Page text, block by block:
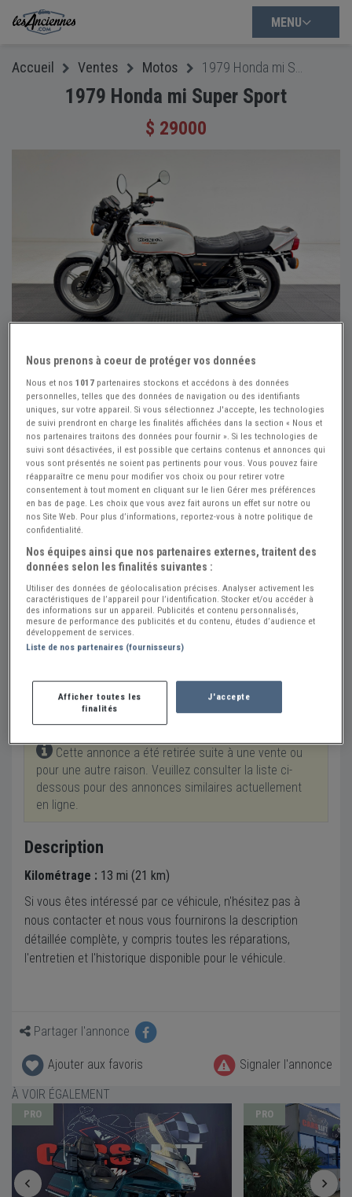
MENU
Accueil Ventes Motos
1979 Honda mi Super Sport
$ 29000
+31
Réf : A872022 Actualisée le : 14/07/2026
1979 Honda mi Super Sport
Créer une alerte Honda CH
$ 29000
Made in US PRO
États-Unis
Visitez le concessionnaire
Cette annonce a été retirée suite à une vente ou
pour une autre raison. Veuillez consulter la liste ci-
dessous pour des annonces similaires actuellement
en ligne.
Description
Kilométrage : 13 mi (21 km)
Si vous êtes intéressé par ce véhicule, n'hésitez pas à
nous contacter et nous vous fournirons la description
détaillée complète, y compris toutes les réparations,
l'entretien et l'historique disponible pour le véhicule.
Partager l'annonce
Ajouter aux favoris
Signaler l'annonce
À VOIR ÉGALEMENT
PRO PRO
Nous prenons à coeur de protéger vos données
Nous et nos1017 partenaires stockons et accédons à des données
personnelles, telles que des données de navigation ou des identifiants
uniques, sur votre appareil. Si vous sélectionnez J'accepte, les technologies
de suivi prendront en charge les finalités affichées dans la section « Nous et
nos partenaires traitons des données pour fournir ». Si les technologies de
suivi sont désactivées, il est possible que certains contenus et annonces qui
vous sont présentés ne soient pas pertinents pour vous. Vous pouvez faire
réapparaître ce menu pour modifier vos choix ou pour retirer votre
consentement à tout moment en cliquant sur le lien Gérer mes préférences
en bas de page. Les choix que vous avez fait aurons un effet sur notre ou
nos Site Web. Pour plus d’informations, reportez-vous à notre politique de
confidentialité.
Nos équipes ainsi que nos partenaires externes, traitent des
données selon les finalités suivantes :
Utiliser des données de géolocalisation précises. Analyser activement les
caractéristiques de l’appareil pour l’identification. Stocker et/ou accéder à
des informations sur un appareil. Publicités et contenu personnalisés,
mesure de performance des publicités et du contenu, études d’audience et
développement de services.
Liste de nos partenaires (fournisseurs)
Afficher toutes les
finalités
J'accepte